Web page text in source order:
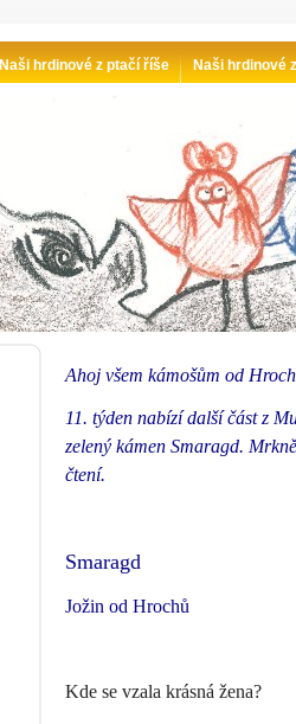
Ahoj všem kámošům od
11. týden nabízí další část z
zelený kámen Smaragd.
čtení.
Smaragd
Jožin od Hrochů
Kde se vzala krásná žena?
Naši hrdinové z ptačí říše Naši hrdinové